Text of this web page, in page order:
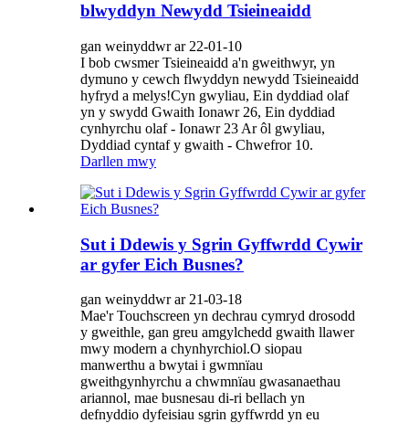
blwyddyn Newydd Tsieineaidd
gan weinyddwr ar 22-01-10
I bob cwsmer Tsieineaidd a'n gweithwyr, yn
dymuno y cewch flwyddyn newydd Tsieineaidd
hyfryd a melys!Cyn gwyliau, Ein dyddiad olaf
yn y swydd Gwaith Ionawr 26, Ein dyddiad
cynhyrchu olaf - Ionawr 23 Ar ôl gwyliau,
Dyddiad cyntaf y gwaith - Chwefror 10.
Darllen mwy
Sut i Ddewis y Sgrin Gyffwrdd Cywir
ar gyfer Eich Busnes?
gan weinyddwr ar 21-03-18
Mae'r Touchscreen yn dechrau cymryd drosodd
y gweithle, gan greu amgylchedd gwaith llawer
mwy modern a chynhyrchiol.O siopau
manwerthu a bwytai i gwmnïau
gweithgynhyrchu a chwmnïau gwasanaethau
ariannol, mae busnesau di-ri bellach yn
defnyddio dyfeisiau sgrin gyffwrdd yn eu